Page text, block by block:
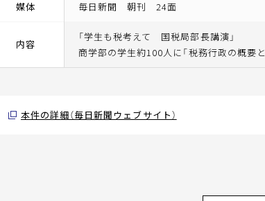
媒体 毎日新聞 朝刊 24面
内容
「学生も税考えて 国税局部長講演」
商学部の学生約100人に「税務行政の概要
本件の詳細（毎日新聞ウェブサイト）